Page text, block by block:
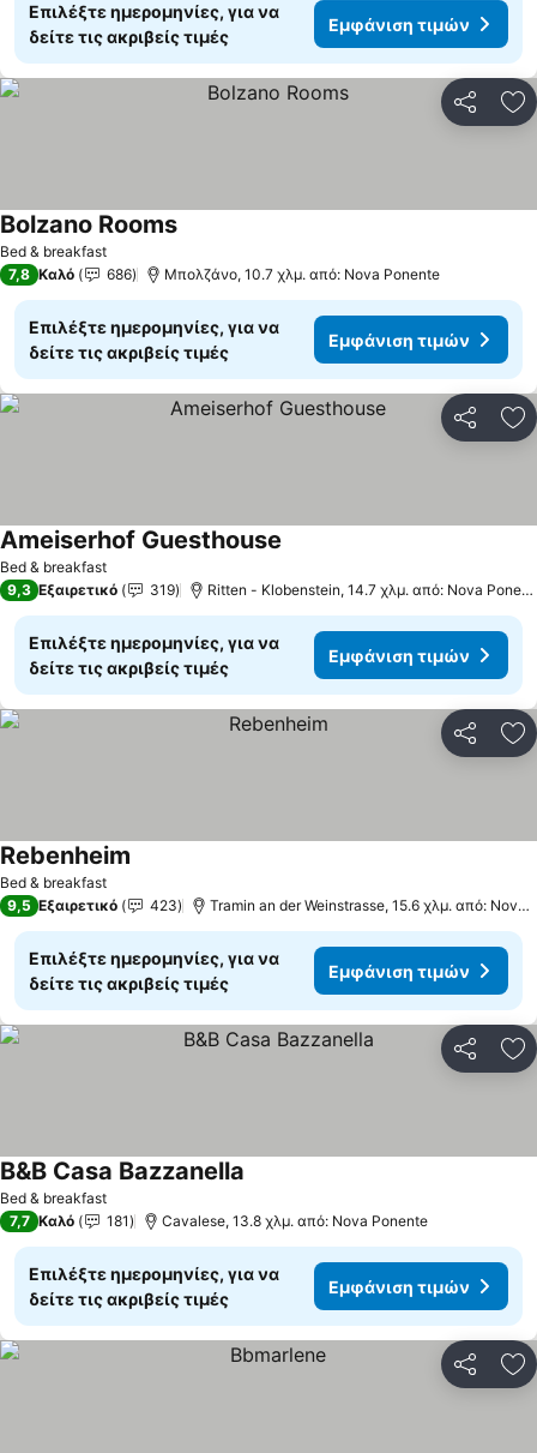
Επιλέξτε ημερομηνίες, για να
δείτε τις ακριβείς τιμές
Εμφάνιση τιμών
Bed & breakfast
Bolzano RoomsΕμφάνιση τιμών
7,8 Καλό 686 Μπολζάνο, 10.7 χλμ. από: Nova Ponente
Επιλέξτε ημερομηνίες, για να
δείτε τις ακριβείς τιμές
Εμφάνιση τιμών
Bed & breakfast
Ameiserhof Guesthouse
9,3 Εξαιρετικό 319 Ritten - Klobenstein, 14.7 χλμ. από: Nova
Επιλέξτε ημερομηνίες, για να
δείτε τις ακριβείς τιμές
Εμφάνιση τιμών
Bed & breakfast
Rebenheim
9,5 Εξαιρετικό 423 Tramin an der Weinstrasse, 15.6 χλμ. από: Nova
Επιλέξτε ημερομηνίες, για να
δείτε τις ακριβείς τιμές
Εμφάνιση τιμών
Bed & breakfast
B&B Casa Bazzanella
7,7 Καλό 181 Cavalese, 13.8 χλμ. από: Nova Ponente
Επιλέξτε ημερομηνίες, για να
δείτε τις ακριβείς τιμές
Εμφάνιση τιμών